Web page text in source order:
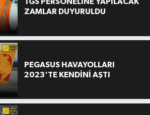
TGS PERSONELİNE YAPILACAK
ZAMLAR DUYURULDU
PEGASUS HAVAYOLLARI
2023'TE KENDİNİ AŞTI